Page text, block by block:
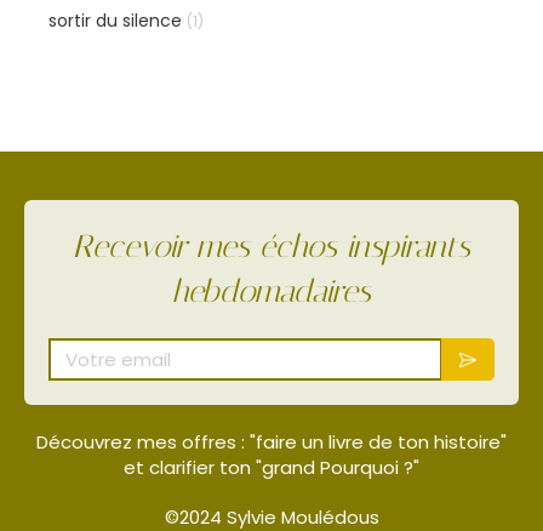
sortir du silence (1)
Recevoir mes échos inspirants
hebdomadaires
Votre email
Découvrez mes offres : "faire un livre de ton histoire"
et clarifier ton "grand Pourquoi ?"
©2024 Sylvie Moulédous